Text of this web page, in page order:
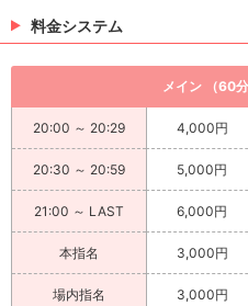
料金システム
メイン （60
20:00 ～ 20:29 4,000円
20:30 ～ 20:59 5,000円
21:00 ～ LAST 6,000円
本指名 3,000円
場内指名 3,000円